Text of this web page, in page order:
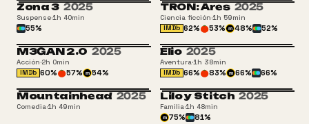
Zona 3 2025
Suspense·1h 40min
55%
TRON: Ares 2025
Ciencia ficción·1h 59min
IMDb 62% 53% m 48% 52%
M3GAN 2.0 2025
Acción·2h 0min
IMDb 60% 57% m 54%
Elio 2025
Aventura·1h 38min
IMDb 66% 83% m 66% 66%
Mountainhead 2025
Comedia·1h 49min
Lilo y Stitch 2025
Familia·1h 48min
m 75% 81%